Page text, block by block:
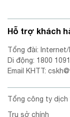
Hỗ trợ khách
Tổng đài: Internet/
Di động: 1800 1091
Email KHTT:
Tổng công ty dịch
Trụ sở chính